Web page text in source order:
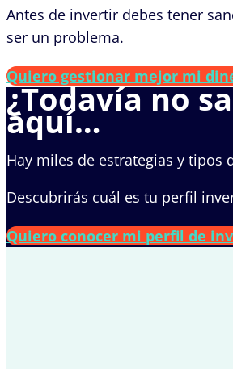
Antes de invertir debes tener
ser un problema.
Quiero gestionar mejor mi
¿Todavía no
aquí…
Hay miles de estrategias y tipos
Descubrirás cuál es tu perfil
Quiero conocer mi perfil de